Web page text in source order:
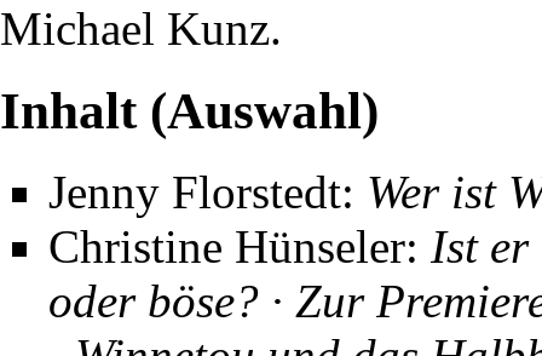
Michael Kunz.
Inhalt (Auswahl)
Jenny Florstedt: Wer ist
Christine Hünseler: Ist er
oder böse? · Zur